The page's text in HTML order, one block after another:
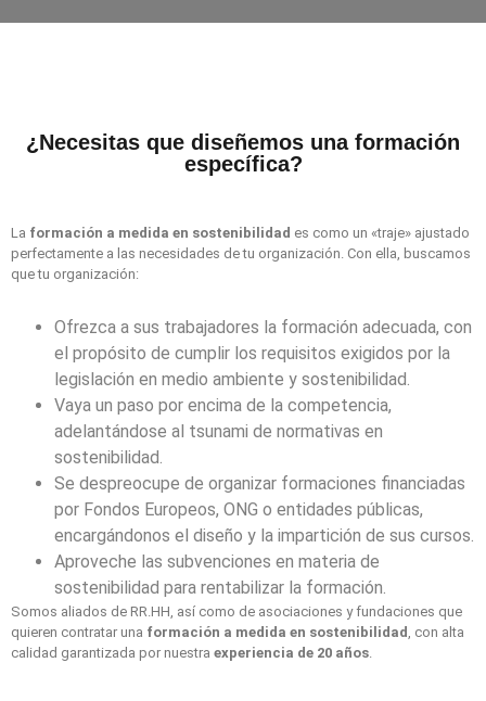
¿Necesitas que diseñemos una formación
específica?
La formación a medida en sostenibilidad es como un «traje» ajustado
perfectamente a las necesidades de tu organización. Con ella, buscamos
que tu organización:
Ofrezca a sus trabajadores la formación adecuada, con
el propósito de cumplir los requisitos exigidos por la
legislación en medio ambiente y sostenibilidad.
Vaya un paso por encima de la competencia,
adelantándose al tsunami de normativas en
sostenibilidad.
Se despreocupe de organizar formaciones financiadas
por Fondos Europeos, ONG o entidades públicas,
encargándonos el diseño y la impartición de sus cursos.
Aproveche las subvenciones en materia de
sostenibilidad para rentabilizar la formación.
Somos aliados de RR.HH, así como de asociaciones y fundaciones que
quieren contratar una formación a medida en sostenibilidad
, con alta
calidad garantizada por nuestra experiencia de 20 años